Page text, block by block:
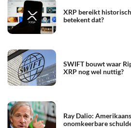
XRP bereikt
betekent dat?
SWIFT bouwt waar
XRP nog wel nuttig?
Ray Dalio:
onomkeerbare